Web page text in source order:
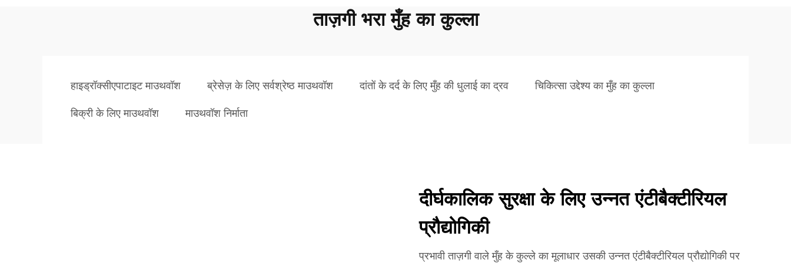
ताज़गी भरा मुँह का कुल्ला
हाइड्रॉक्सीएपाटाइट माउथवॉश ब्रेसेज़ के लिए सर्वश्रेष्ठ माउथवॉश दांतों के दर्द के लिए मुँह की धुलाई का द्रव
चिकित्सा उद्देश्य का मुँह का कुल्ला
बिक्री के लिए माउथवॉश
माउथवॉश निर्माता
दीर्घकालिक सुरक्षा के लिए उन्नत एंटीबैक्टीरियल
प्रौद्योगिकी
प्रभावी ताज़गी वाले मुँह के कुल्ले का मूलाधार उसकी उन्नत एंटीबैक्टीरियल प्रौद्योगिकी पर